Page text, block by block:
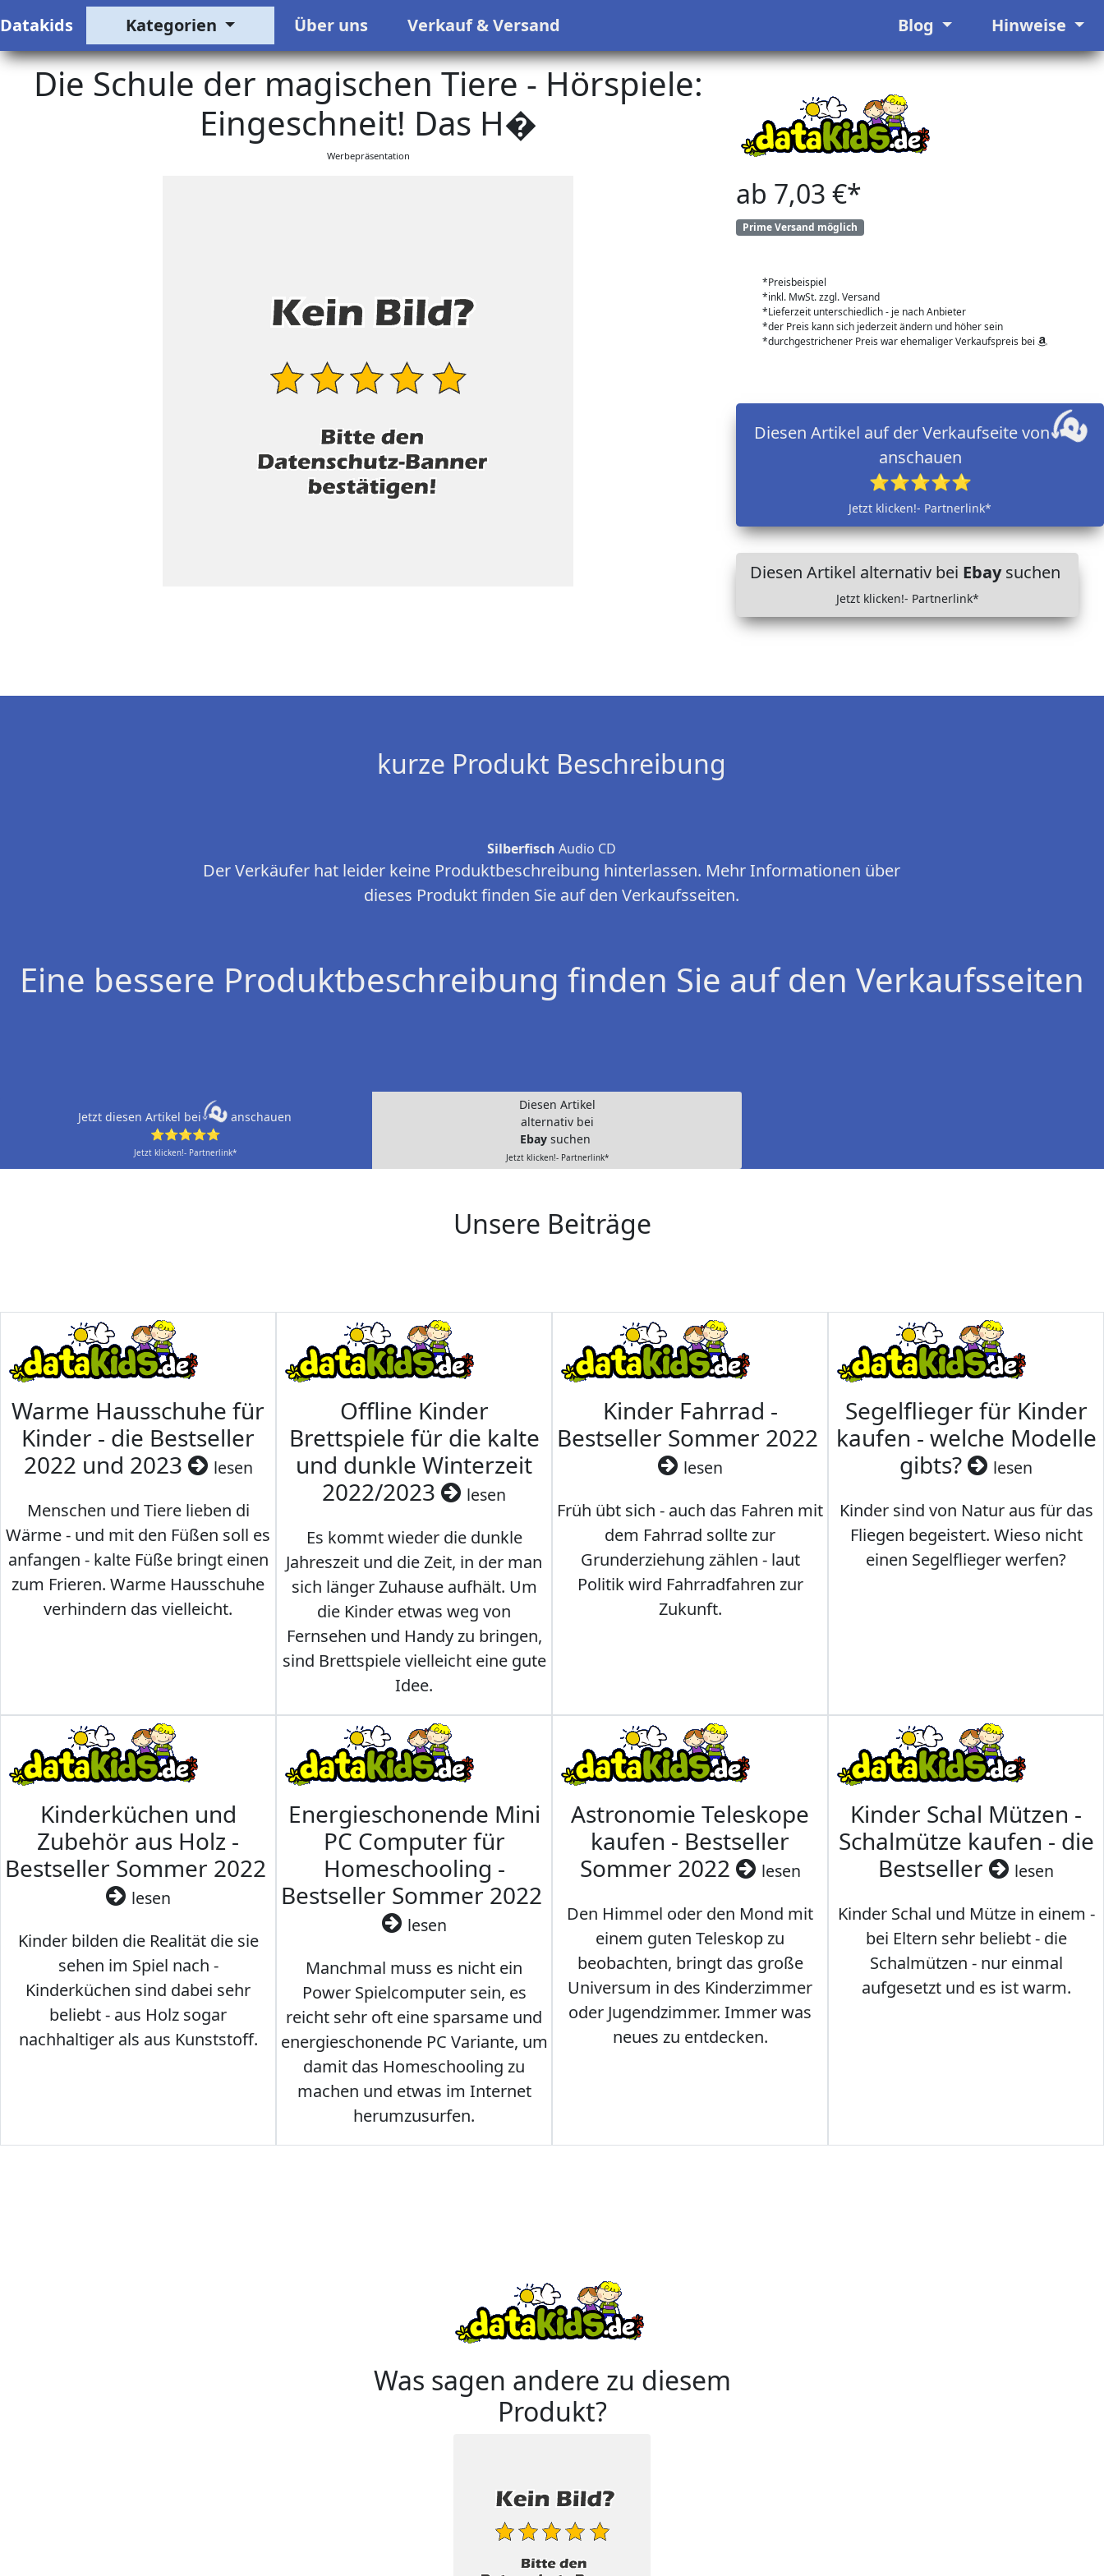
Datakids Kategorien Über uns Verkauf & Versand Blog Hinweise
Die Schule der magischen Tiere - Hörspiele:
Eingeschneit! Das H�
Werbepräsentation
ab 7,03 €*
Prime Versand möglich
*Preisbeispiel
*inkl. MwSt. zzgl. Versand
*Lieferzeit unterschiedlich - je nach Anbieter
*der Preis kann sich jederzeit ändern und höher sein
*durchgestrichener Preis war ehemaliger Verkaufspreis bei
Diesen Artikel auf der Verkaufseite von
anschauen
⭐⭐⭐⭐⭐
Jetzt klicken!- Partnerlink*
Diesen Artikel alternativ bei Ebaysuchen
Jetzt klicken!- Partnerlink*
kurze Produkt Beschreibung
Silberfisch Audio CD
Der Verkäufer hat leider keine Produktbeschreibung hinterlassen. Mehr Informationen über
dieses Produkt finden Sie auf den Verkaufsseiten.
Eine bessere Produktbeschreibung finden Sie auf den Verkaufsseiten
Jetzt diesen Artikel bei
anschauen
⭐⭐⭐⭐⭐
Jetzt klicken!- Partnerlink*
Diesen Artikel
alternativ bei
Ebay suchen
Jetzt klicken!- Partnerlink*
Unsere Beiträge
Warme Hausschuhe für
Kinder - die Bestseller
2022 und 2023
lesen
Menschen und Tiere lieben di
Wärme - und mit den Füßen soll es
anfangen - kalte Füße bringt einen
zum Frieren. Warme Hausschuhe
verhindern das vielleicht.
Offline Kinder
Brettspiele für die kalte
und dunkle Winterzeit
2022/2023
lesen
Es kommt wieder die dunkle
Jahreszeit und die Zeit, in der man
sich länger Zuhause aufhält. Um
die Kinder etwas weg von
Fernsehen und Handy zu bringen,
sind Brettspiele vielleicht eine gute
Idee.
Kinder Fahrrad -
Bestseller Sommer 2022
lesen
Früh übt sich - auch das Fahren mit
dem Fahrrad sollte zur
Grunderziehung zählen - laut
Politik wird Fahrradfahren zur
Zukunft.
Segelflieger für Kinder
kaufen - welche Modelle
gibts?
lesen
Kinder sind von Natur aus für das
Fliegen begeistert. Wieso nicht
einen Segelflieger werfen?
Kinderküchen und
Zubehör aus Holz -
Bestseller Sommer 2022
lesen
Kinder bilden die Realität die sie
sehen im Spiel nach -
Kinderküchen sind dabei sehr
beliebt - aus Holz sogar
nachhaltiger als aus Kunststoff.
Energieschonende Mini
PC Computer für
Homeschooling -
Bestseller Sommer 2022
lesen
Manchmal muss es nicht ein
Power Spielcomputer sein, es
reicht sehr oft eine sparsame und
energieschonende PC Variante, um
damit das Homeschooling zu
machen und etwas im Internet
herumzusurfen.
Astronomie Teleskope
kaufen - Bestseller
Sommer 2022
lesen
Den Himmel oder den Mond mit
einem guten Teleskop zu
beobachten, bringt das große
Universum in des Kinderzimmer
oder Jugendzimmer. Immer was
neues zu entdecken.
Kinder Schal Mützen -
Schalmütze kaufen - die
Bestseller
lesen
Kinder Schal und Mütze in einem -
bei Eltern sehr beliebt - die
Schalmützen - nur einmal
aufgesetzt und es ist warm.
Was sagen andere zu diesem
Produkt?